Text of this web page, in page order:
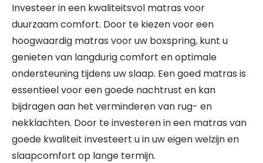
Investeer in een kwaliteitsvol matras voor
duurzaam comfort. Door te kiezen voor een
hoogwaardig matras voor uw boxspring, kunt u
genieten van langdurig comfort en optimale
ondersteuning tijdens uw slaap. Een goed matras is
essentieel voor een goede nachtrust en kan
bijdragen aan het verminderen van rug- en
nekklachten. Door te investeren in een matras van
goede kwaliteit investeert u in uw eigen welzijn en
slaapcomfort op lange termijn.